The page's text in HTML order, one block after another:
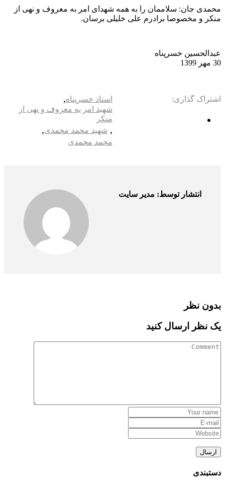
محمدی جان: سلاممان را به همه شهدای امر به معروف و نهی از
منکر و مخصوصا برادرم علی خلیلی برسان.
عبدالحسین خسرپناه
30 مهر 1399
استاد خسرپناه,
شهید امر به معروف و نهی از
منکر
, شهید محمد محمدی,
محمد محمدی
اشتراک گذاری:
انتشار توسط: مدیر سایت
بدون نظر
یک نظر ارسال کنید
دستبندی